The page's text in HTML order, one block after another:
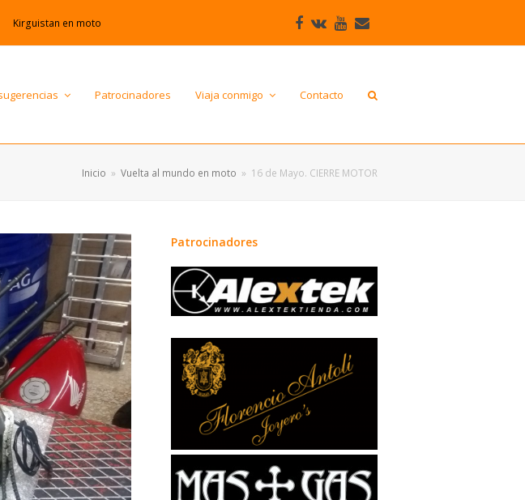
Kirguistan en moto Facebook
VK Youtube
electrónico
Patrocinadores Viaja conmigo Contacto
Inicio » Vuelta al mundo en moto » 16 de Mayo. CIERRE MOTOR
Patrocinadores